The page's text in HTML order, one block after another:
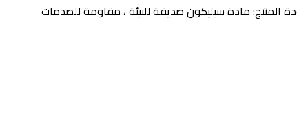
أبل إيربودس ماكس سماعة رأس بخاصية البلوتوثالمنتج المواد: سيليكونحجم المنتج: 10.6*8.3*2.5 سنتيمترجودة المنتج: مادة سيليكون صديقة للبيئة ، مقاومة للصدمات